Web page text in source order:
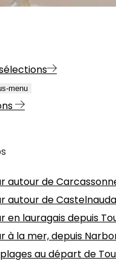
menu
autour de
autour de
en lauragais depuis
à la mer, depuis
plages au départ de